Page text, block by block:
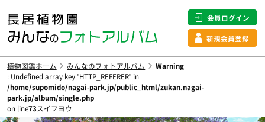
会員ログイン
新規会員登録
植物図鑑ホーム みんなのフォトアルバム
Warning
: Undefined array key "HTTP_REFERER" in
/home/supomido/nagai-park.jp/public_html/zukan.nagai-
park.jp/album/single.php
on line73スイフヨウ